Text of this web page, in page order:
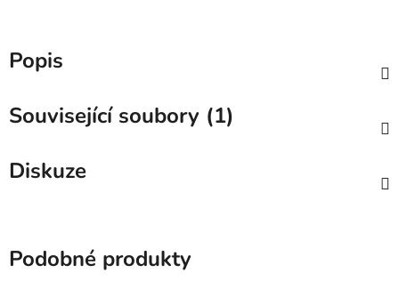
Popis
Související soubory (1)
Diskuze
Podobné produkty